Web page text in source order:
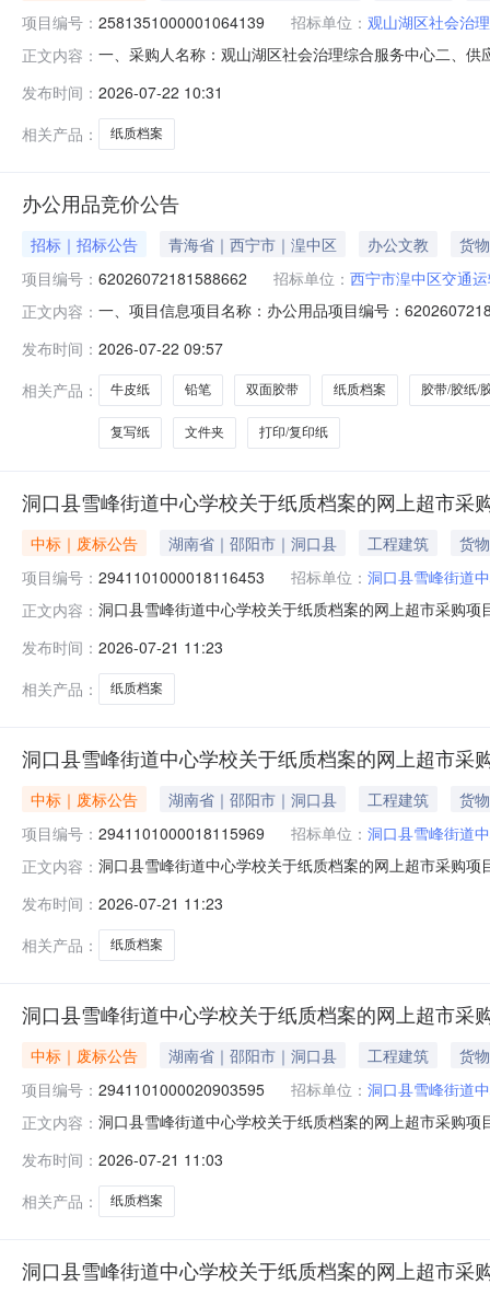
项目编号： 2581351000001064139 招标单位： 观山湖区社会治
正文内容： 一、采购人名称：观山湖区社会治理综合服务中心二、
1.0034403440服务要求或标的基本概况：七、其它事项
发布时间： 2026-07-22 10:31
相关产品：
纸质档案
办公用品竞价公告
招标｜招标公告 青海省｜西宁市｜湟中区 办公文教
货物
项目编号： 62026072181588662 招标单位： 西宁市湟中区交通
正文内容： 一、项目信息项目名称：办公用品项目编号：
供应商资格设定及资格审查的通知》第六条规定。3、已
发布时间： 2026-07-22 09:57
相关产品：
牛皮纸 铅笔 双面胶带 纸质档案 胶带/胶纸/
复写纸 文件夹 打印/复印纸
洞口县雪峰街道中心学校关于纸质档案的网上超市采
中标｜废标公告 湖南省｜邵阳市｜洞口县 工程建筑
货物
项目编号： 2941101000018116453 招标单位： 洞口县雪峰街道
正文内容： 洞口县雪峰街道中心学校关于纸质档案的网上超市采购
没有采购需求。八、其他事项：https://hunan.zcygov.cn
发布时间： 2026-07-21 11:23
相关产品：
纸质档案
洞口县雪峰街道中心学校关于纸质档案的网上超市采
中标｜废标公告 湖南省｜邵阳市｜洞口县 工程建筑
货物
项目编号： 2941101000018115969 招标单位： 洞口县雪峰街道
正文内容： 洞口县雪峰街道中心学校关于纸质档案的网上超市采购
没有采购需求。八、其他事项：https://hunan.zcygov.cn
发布时间： 2026-07-21 11:23
相关产品：
纸质档案
洞口县雪峰街道中心学校关于纸质档案的网上超市采
中标｜废标公告 湖南省｜邵阳市｜洞口县 工程建筑
货物
项目编号： 2941101000020903595 招标单位： 洞口县雪峰街道
正文内容： 洞口县雪峰街道中心学校关于纸质档案的网上超市采购
不需要采购。八、其他事项：https://hunan.zcygov.cn
发布时间： 2026-07-21 11:03
相关产品：
纸质档案
洞口县雪峰街道中心学校关于纸质档案的网上超市采